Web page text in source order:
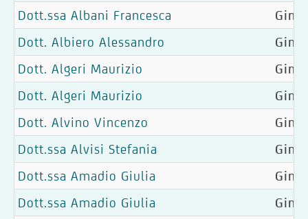
Dott.ssa Albani Francesca
Dott. Albiero Alessandro
Dott. Algeri Maurizio
Dott. Algeri Maurizio
Dott. Alvino Vincenzo
Dott.ssa Alvisi Stefania
Dott.ssa Amadio Giulia
Dott.ssa Amadio Giulia